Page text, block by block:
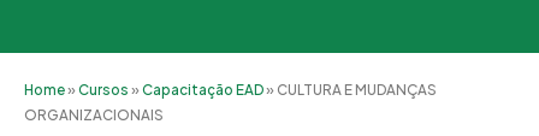
Home»Cursos »Capacitação EAD» CULTURA E MUDANÇAS
ORGANIZACIONAIS